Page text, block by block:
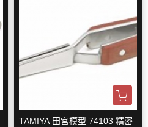
TAMIYA 田宮模型 74103 精密